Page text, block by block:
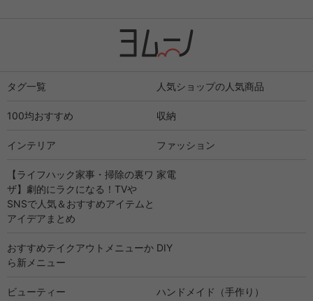
タグ一覧 人気ショップの人気商品
100均おすすめ 収納
インテリア ファッション
【ライフハック家事・掃除の裏ワ
ザ】劇的にラクになる！TVや
SNSで人気＆おすすめアイテムと
アイデアまとめ
家電
おすすめテイクアウトメニューか
ら新メニュー
DIY
ビューティー ハンドメイド（手作り）